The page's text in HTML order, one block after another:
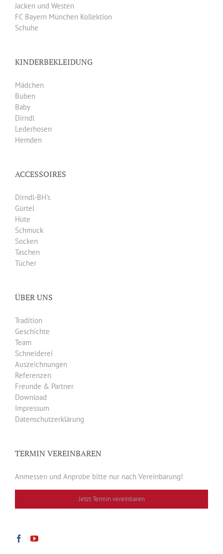
Jacken und Westen
FC Bayern München Kollektion
Schuhe
KINDERBEKLEIDUNG
Mädchen
Buben
Baby
Dirndl
Lederhosen
Hemden
ACCESSOIRES
Dirndl-BH’s
Gürtel
Hüte
Schmuck
Socken
Taschen
Tücher
ÜBER UNS
Tradition
Geschichte
Team
Schneiderei
Auszeichnungen
Referenzen
Freunde & Partner
Download
Impressum
Datenschutzerklärung
TERMIN VEREINBAREN
Anmessen und Anprobe bitte nur nach Vereinbarung!
Jetzt Termin vereinbaren